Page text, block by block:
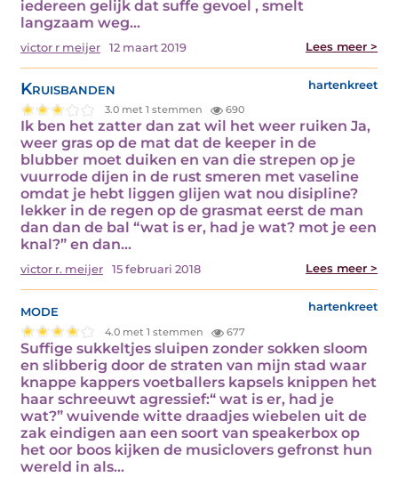
iedereen gelijk dat suffe gevoel , smelt
langzaam weg…
victor r meijer 12 maart 2019 Lees meer >
Kruisbanden hartenkreet
3.0 met 1 stemmen 690
Ik ben het zatter dan zat wil het weer ruiken Ja,
weer gras op de mat dat de keeper in de
blubber moet duiken en van die strepen op je
vuurrode dijen in de rust smeren met vaseline
omdat je hebt liggen glijen wat nou disipline?
lekker in de regen op de grasmat eerst de man
dan dan de bal “wat is er, had je wat? mot je een
knal?” en dan…
victor r. meijer 15 februari 2018 Lees meer >
mode hartenkreet
4.0 met 1 stemmen 677
Suffige sukkeltjes sluipen zonder sokken sloom
en slibberig door de straten van mijn stad waar
knappe kappers voetballers kapsels knippen het
haar schreeuwt agressief:“ wat is er, had je
wat?” wuivende witte draadjes wiebelen uit de
zak eindigen aan een soort van speakerbox op
het oor boos kijken de musiclovers gefronst hun
wereld in als…